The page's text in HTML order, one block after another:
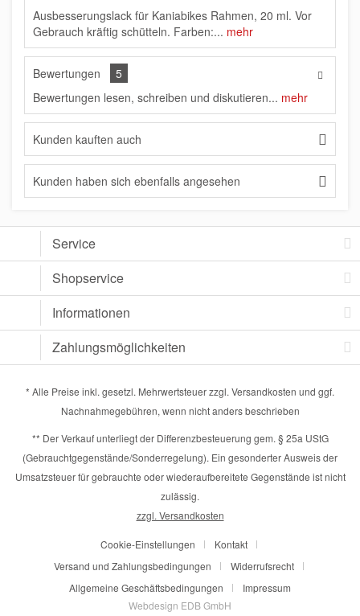
Ausbesserungslack für Kaniabikes Rahmen, 20 ml. Vor
Gebrauch kräftig schütteln. Farben:... mehr
Bewertungen
5
Bewertungen lesen, schreiben und diskutieren... mehr
Kunden kauften auch
Kunden haben sich ebenfalls angesehen
Service
Shopservice
Informationen
Zahlungsmöglichkeiten
* Alle Preise inkl. gesetzl. Mehrwertsteuer zzgl. Versandkosten und ggf.
Nachnahmegebühren, wenn nicht anders beschrieben
** Der Verkauf unterliegt der Differenzbesteuerung gem. § 25a UStG
(Gebrauchtgegenstände/Sonderregelung). Ein gesonderter Ausweis der
Umsatzsteuer für gebrauchte oder wiederaufbereitete Gegenstände ist nicht
zulässig.
zzgl. Versandkosten
Cookie-Einstellungen
Kontakt
Versand und Zahlungsbedingungen
Widerrufsrecht
Allgemeine Geschäftsbedingungen
Impressum
Webdesign EDB GmbH